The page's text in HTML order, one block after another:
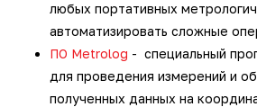
любых портативных
автоматизировать сложные
ПО Metrolog - специальный
для проведения измерений и
полученных данных на